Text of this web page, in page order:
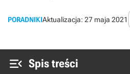
PORADNIKIAktualizacja: 27 maja 2021
 Spis treści